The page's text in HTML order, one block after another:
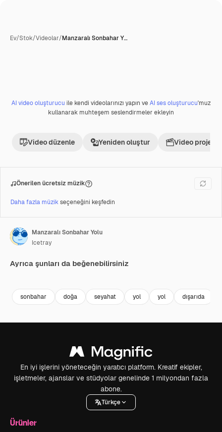
Ev/Stok/Videolar/Manzaralı Sonbahar Y…
Premium
AI video oluşturucu ile kendi videolarınızı yapın veAI ses oluşturucu'muz
kullanarak muhteşem seslendirmeler ekleyin
Video düzenle Yeniden oluştur Video projesi
Önerilen ücretsiz müzik
Daha fazla müzikseçeneğini keşfedin
Manzaralı Sonbahar Yolu
Icetray
Ayrıca şunları da beğenebilirsiniz
sonbahar doğa seyahat yol yol dışarıda
En iyi işlerini yöneteceğin yaratıcı platform. Kreatif ekipler,
işletmeler, ajanslar ve stüdyolar genelinde 1 milyondan fazla
abone.
Türkçe
Ürünler